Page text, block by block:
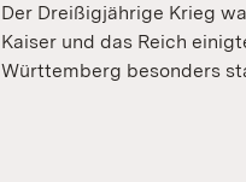
Der Dreißigjährige Krieg
Kaiser und das Reich
Württemberg besonders